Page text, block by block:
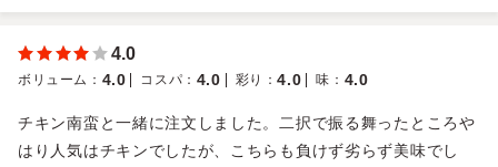
4.0
ボリューム ： 4.0 コスパ ： 4.0 彩り ：4.0 味 ： 4.0
チキン南蛮と一緒に注文しました。二択で振る舞ったところや
はり人気はチキンでしたが、こちらも負けず劣らず美味でし